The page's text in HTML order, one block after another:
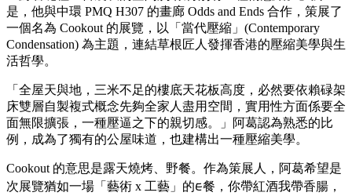
是，他與中環 PMQ H307 的畫廊 Odds and Ends 合作，策展了
一個名為 Cookout 的展覽，以「當代壓縮」(Contemporary
Condensation) 為主題，連結草根匠人發揮香港的壓縮美學與生
活哲學。
「全屋天與地，三米不足的樓底天花板高度，必然要依賴碌架
床雙層自製複式概念先夠全家人盡用空間，實用性方面係要全
面無限擴張，一種壓逼之下的親切感。」阿葛認為熟悉的比
例，成為了獨有的公屋味道，也建構出一種壓縮美學。
Cookout 的意思是露天燒烤、野餐。作為策展人，阿葛希望是
次展覽猶如一場「藝術 x 工藝」的ᰀ餐，你帶紅酒我帶香腸，